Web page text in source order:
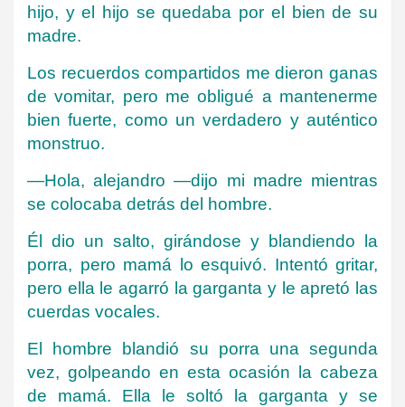
hijo, y el hijo se quedaba por el bien de su
madre.
Los recuerdos compartidos me dieron ganas
de vomitar, pero me obligué a mantenerme
bien fuerte, como un verdadero y auténtico
monstruo.
—Hola, alejandro —dijo mi madre mientras
se colocaba detrás del hombre.
Él dio un salto, girándose y blandiendo la
porra, pero mamá lo esquivó. Intentó gritar,
pero ella le agarró la garganta y le apretó las
cuerdas vocales.
El hombre blandió su porra una segunda
vez, golpeando en esta ocasión la cabeza
de mamá. Ella le soltó la garganta y se